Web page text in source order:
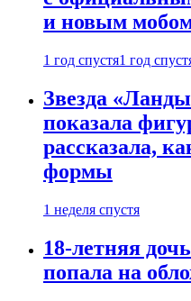
и новым
1 год спустя1 год
Звезда
показала
рассказала,
формы
1 неделя спустя
18-летняя
попала на